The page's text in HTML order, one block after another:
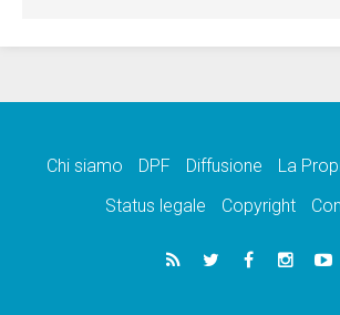
Chi siamo DPF Diffusione La
Status legale
Copyright